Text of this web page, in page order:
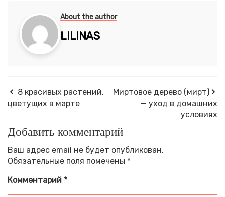
About the author
LILINAS
8 красивых растений,
цветущих в марте
Миртовое дерево (мирт)
— уход в домашних
условиях
Добавить комментарий
Ваш адрес email не будет опубликован.
Обязательные поля помечены *
Комментарий *